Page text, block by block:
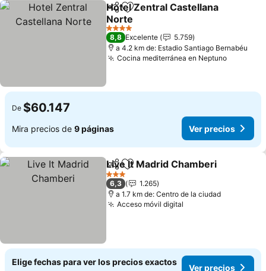
CompartirAgregar a favoritos
Hotel Zentral Castellana
Norte
Ver precios
4 Estrellas
8,8 Excelente
5.759
a 4.2 km de: Estadio Santiago Bernabéu
Cocina mediterránea en NeptunoVer
De $60.147
Mira precios de 9 páginas Ver precios
CompartirAgregar a favoritos
Live It Madrid Chamberi
3 Estrellas
6,3
1.265
a 1.7 km de: Centro de la ciudad
Acceso móvil digital
Elige fechas para ver los precios exactos
Ver precios